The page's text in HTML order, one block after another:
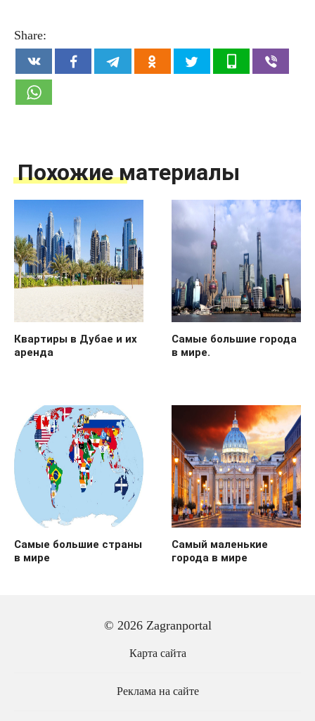
Share:
Похожие материалы
Квартиры в Дубае и их
аренда
Самые большие города
в мире.
Самые большие страны
в мире
Самый маленькие
города в мире
© 2026 Zagranportal
Карта сайта
Реклама на сайте